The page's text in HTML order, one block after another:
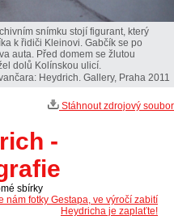
snímku stojí figurant, který
k řidiči Kleinovi. Gabčík se po
auta. Před domem se žlutou
dolů Kolínskou ulicí.
Heydrich. Gallery, Praha 2011
Stáhnout zdrojový soubor
-
sbírky
nám fotky Gestapa, ve výročí zabití
Heydricha je zaplaťte!